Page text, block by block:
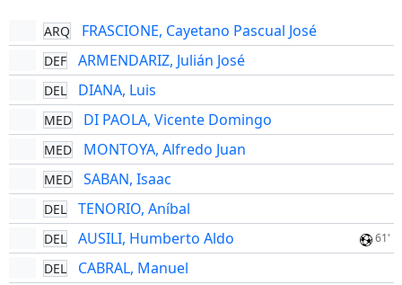
ARQ FRASCIONE, Cayetano Pascual José
DEF ARMENDARIZ, Julián José
DEL DIANA, Luis
MED DI PAOLA, Vicente Domingo
MED MONTOYA, Alfredo Juan
MED SABAN, Isaac
DEL TENORIO, Aníbal
DEL AUSILI, Humberto Aldo 61'
DEL CABRAL, Manuel